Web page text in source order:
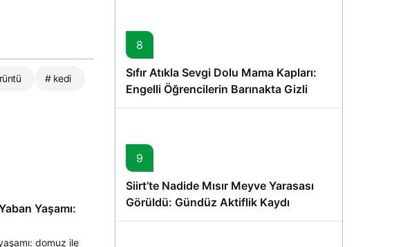
# kedi
Yaşamı:
domuz ile
8
Sıfır Atıkla Sevgi Dolu Mama Kapları:
Engelli Öğrencilerin Barınakta Gizli
Dostları İçin Gönüllü Proje
9
Siirt’te Nadide Mısır Meyve Yarasası
Görüldü: Gündüz Aktiflik Kaydı